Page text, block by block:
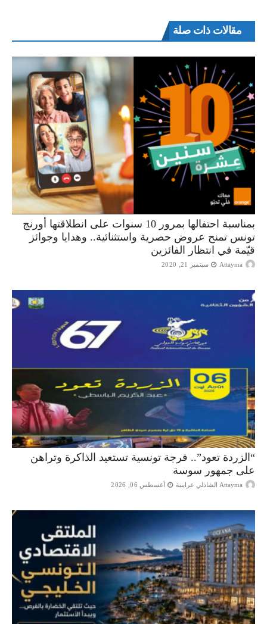
مقالات ذات صلة
بمناسبة احتفالها بمرور 10 سنوات على انطلاقتها أورنج
تونس تمنح عروض حصرية واستثنائية.. وهدايا وجوائز
قيّمة في انتظار الفائزين
Attayma سبتمبر 21, 2020
“الزردة تعود”.. فرجة تونسية تستعيد الذاكرة وتراهن
على جمهور سوسة
Attayma الشاذلي عرايبية أغسطس 06, 2026